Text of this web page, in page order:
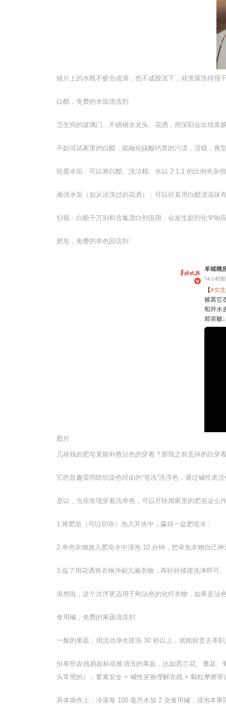
镜片上的水既不蚁合成滴，也不成股流下，就泄露洗得很
白醋，免费的水垢清洗剂
卫生间的玻璃门、不锈钢水龙头、花洒，用深刻会出现黄
不妨试试家里的白醋，能融化碳酸钙类的污渍，没错，
轻度水垢：可以将白醋、洗洁精、水以 2:1:1 的比例夹杂
顽强水垢（如从没洗过的花洒）：可以径直用白醋浸湿抹
扫视：白醋千万别和含氯漂白剂混用，会发生剧烈化学响
肥皂，免费的串色回话剂
图片
几块钱的肥皂竟能补救沾色的穿着？那我之前丢掉的白
它的旨趣雷同纺织染色经由的“皂洗”洗浮色，通过碱性表
是以，当你发现穿着洗串色，可以尽快用家里的肥皂这么
1.将肥皂（可以切块）泡入开水中，赢得一盆肥皂水；
2.串色衣物放入肥皂水中浸泡 10 分钟，想幸免衣物自己
3.临了用花洒将衣物冲刷几遍衣物，再轻轻揉搓洗净即可。
虽然啦，这个次序更适用于刚沾色的化纤衣物，如果是沾
食用碱，免费的果蔬清洗剂
一般的果蔬，用流动净水搓洗 30 秒以上，就能权贵去革
但有些农残易超标或难清洗的果蔬，比如西兰花、桑葚
头常用的）：要素安全 + 碱性灵验理解农残 + 颗粒摩擦带
具体操作上，冷落每 100 毫升水加 2 克食用碱，浸泡本